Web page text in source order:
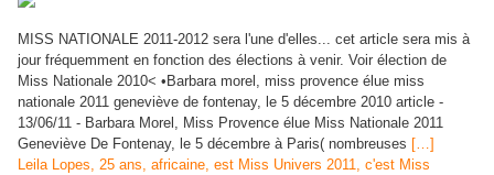
MISS NATIONALE 2011-2012 sera l'une d'elles... cet article sera mis à
jour fréquemment en fonction des élections à venir. Voir élection de
Miss Nationale 2010< •Barbara morel, miss provence élue miss
nationale 2011 geneviève de fontenay, le 5 décembre 2010 article -
13/06/11 - Barbara Morel, Miss Provence élue Miss Nationale 2011
Geneviève De Fontenay, le 5 décembre à Paris( nombreuses […]
Leila Lopes, 25 ans, africaine, est Miss Univers 2011, c'est Miss